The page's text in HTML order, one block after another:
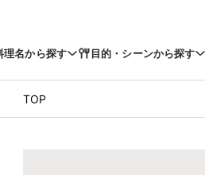
理名から探す 目的・シーンから探す
TOP